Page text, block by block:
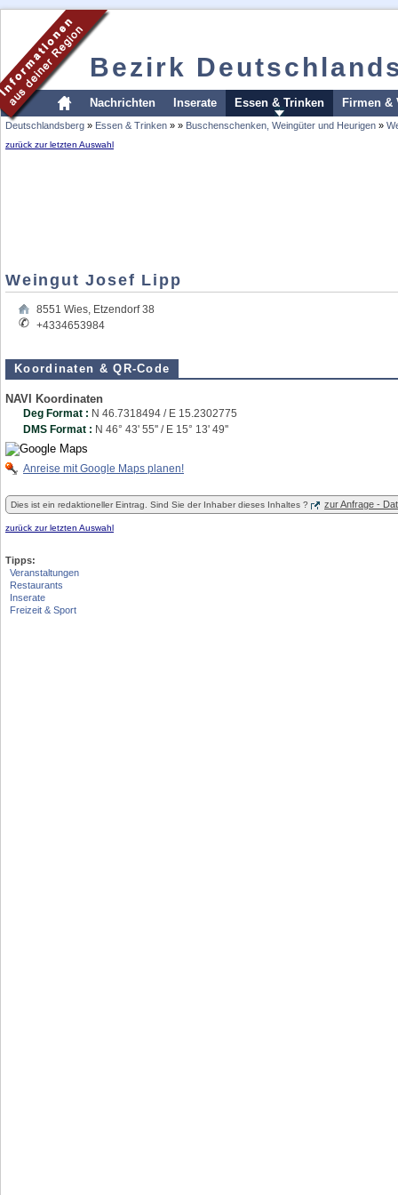
Bezirk
Nachrichten Inserate Essen & Trinken Firmen &
Deutschlandsberg » Essen & Trinken » » Buschenschenken, Weingüter und Heurigen »
zurück zur letzten Auswahl
Weingut Josef Lipp
8551 Wies, Etzendorf 38
+4334653984
Koordinaten & QR-Code
NAVI Koordinaten
Deg Format : N 46.7318494 / E 15.2302775
DMS Format : N 46° 43' 55'' / E 15° 13' 49''
Anreise mit Google Maps planen!
Dies ist ein redaktioneller Eintrag. Sind Sie der Inhaber dieses Inhaltes ? zur Anfrage -
zurück zur letzten Auswahl
Tipps:
Veranstaltungen
Restaurants
Inserate
Freizeit & Sport